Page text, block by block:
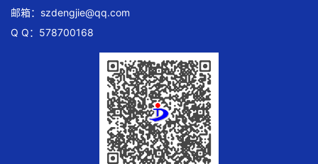
邮箱： szdengjie@qq.com
Q Q：578700168